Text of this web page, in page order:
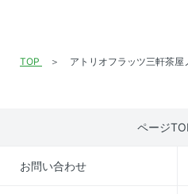
TOP アトリオフラッツ三軒茶屋
ページ
お問い合わせ